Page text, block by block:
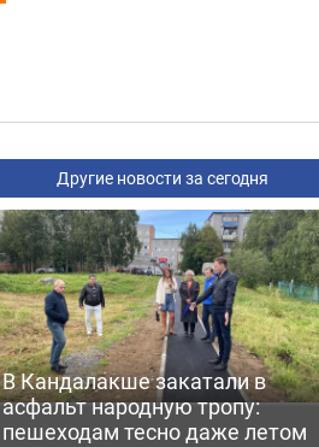
Другие новости за сегодня
В Кандалакше закатали в
асфальт народную тропу:
пешеходам тесно даже летом